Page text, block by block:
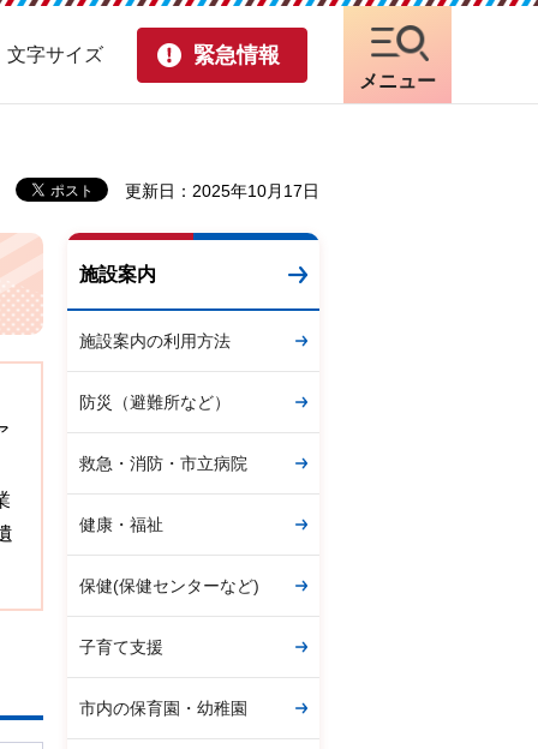
文字サイズ 緊急情報
メニュー
更新日：2025年10月17日
施設案内
施設案内の利用方法
防災（避難所など）
救急・消防・市立病院
健康・福祉
保健(保健センターなど)
子育て支援
市内の保育園・幼稚園